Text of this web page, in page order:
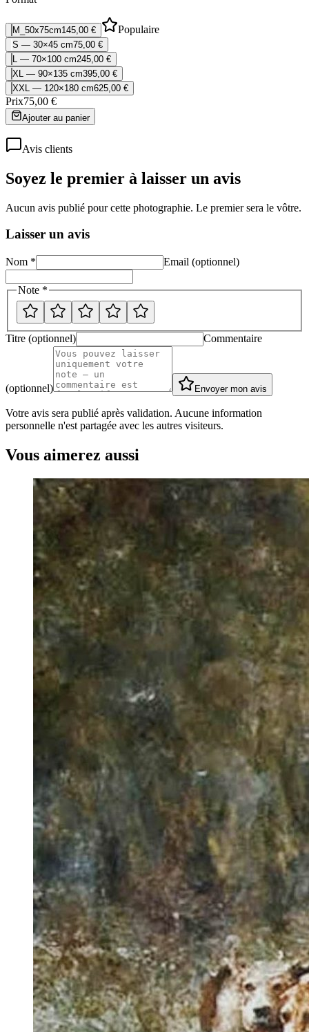
M_50x75cm145,00 € Populaire
S — 30×45 cm75,00 €
L — 70×100 cm245,00 €
XL — 90×135 cm395,00 €
XXL — 120×180 cm625,00 €
Prix75,00 €
Ajouter au panier
Avis clients
Soyez le premier à laisser un avis
Aucun avis publié pour cette photographie. Le premier sera le vôtre.
Laisser un avis
Nom * Email (optionnel)
Note *
Titre (optionnel) Commentaire
(optionnel) Envoyer mon avis
Votre avis sera publié après validation. Aucune information
personnelle n'est partagée avec les autres visiteurs.
Vous aimerez aussi